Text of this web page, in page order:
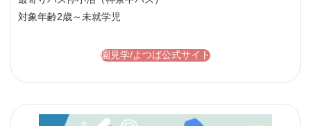
対象年齢2歳～未就学児
園見学/よつば公式サイト